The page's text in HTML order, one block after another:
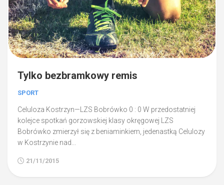
Tylko bezbramkowy remis
SPORT
Celuloza Kostrzyn—LZS Bobrówko 0 : 0 W przedostatniej
kolejce spotkań gorzowskiej klasy okręgowej LZS
Bobrówko zmierzył się z beniaminkiem, jedenastką Celulozy
w Kostrzynie nad...
21/11/2015